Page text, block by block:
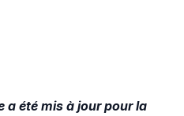
a été mis à jour pour la